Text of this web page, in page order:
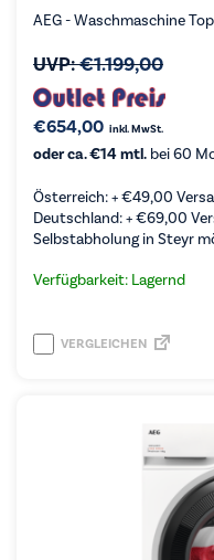
AEG - Waschmaschine
UVP:€1.199,00
€654,00 inkl. MwSt.
oder ca. €14 mtl. bei 60
Österreich: +€49,00
Deutschland: +€69,00
Selbstabholung in Steyr
Verfügbarkeit: Lagernd
VERGLEICHEN